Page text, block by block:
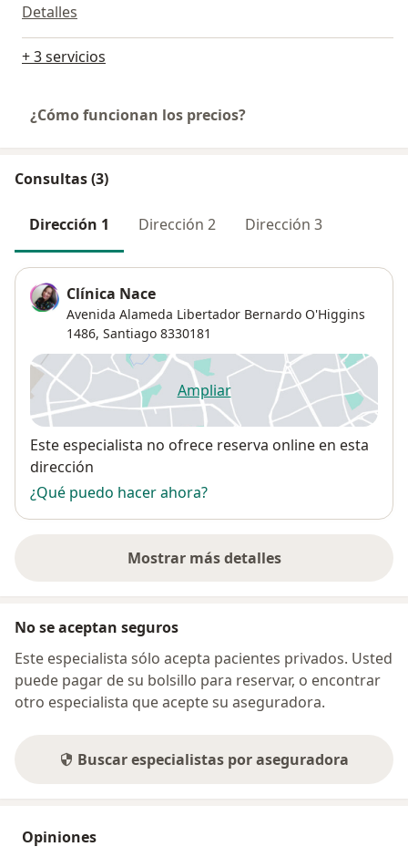
Detalles
+ 3 servicios
¿Cómo funcionan los precios?
Consultas (3)
Dirección 1 Dirección 2 Dirección 3
Clínica Nace
Avenida Alameda Libertador Bernardo O'Higgins
1486, Santiago 8330181
Ampliarse abre en una nueva
Disponibilidad
Este especialista no ofrece reserva online en esta
dirección
¿Qué puedo hacer ahora?
Mostrar más detalles
sobre la dirección
No se aceptan seguros
Este especialista sólo acepta pacientes privados. Usted
puede pagar de su bolsillo para reservar, o encontrar
otro especialista que acepte su aseguradora.
Buscar especialistas por aseguradora
Opiniones